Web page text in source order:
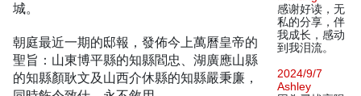
城。
朝庭最近一期的邸報，發佈今上萬曆皇帝的
聖旨：山東博平縣的知縣閻忠、湖廣應山縣
的知縣顏耿文及山西介休縣的知縣嚴秉廉，
感谢好读，无
私的分享，伴
我成长，感动
到我泪流。
2024/9/7
Ashley